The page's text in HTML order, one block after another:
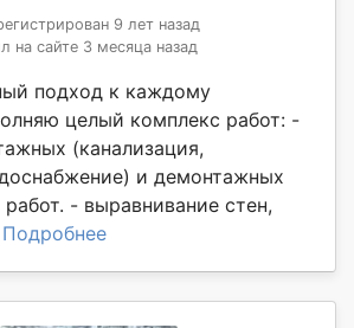
9 лет назад
на сайте 3 месяца назад
подход к каждому
целый комплекс работ: -
(канализация,
и демонтажных
- выравнивание стен,
Подробнее